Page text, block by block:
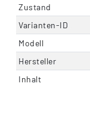
Zustand
Varianten-ID
Modell
Hersteller
Inhalt